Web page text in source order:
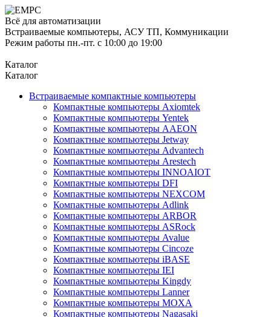
Всё для автоматизации
Встраиваемые компьютеры, АСУ ТП, Коммуникации
Режим работы пн.-пт. с 10:00 до 19:00
Каталог
Каталог
Встраиваемые компактные компьютеры
Компактные компьютеры Axiomtek
Компактные компьютеры Yentek
Компактные компьютеры AAEON
Компактные компьютеры Jetway
Компактные компьютеры Advantech
Компактные компьютеры Arestech
Компактные компьютеры INNOAIOT
Компактные компьютеры DFI
Компактные компьютеры NEXCOM
Компактные компьютеры Adlink
Компактные компьютеры ARBOR
Компактные компьютеры ASRock
Компактные компьютеры Avalue
Компактные компьютеры Cincoze
Компактные компьютеры iBASE
Компактные компьютеры IEI
Компактные компьютеры Kingdy
Компактные компьютеры Lanner
Компактные компьютеры MOXA
Компактные компьютеры Nagasaki